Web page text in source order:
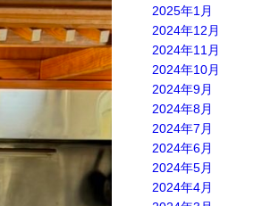
2025年1月
2024年12月
2024年11月
2024年10月
2024年9月
2024年8月
2024年7月
2024年6月
2024年5月
2024年4月